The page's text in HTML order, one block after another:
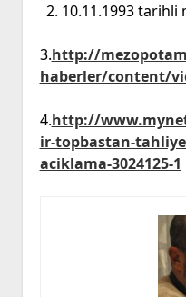
10.11.1993 tarihli
3.http://
haberler/content/
4.http://
ir-topbastan-
aciklama-3024125-1